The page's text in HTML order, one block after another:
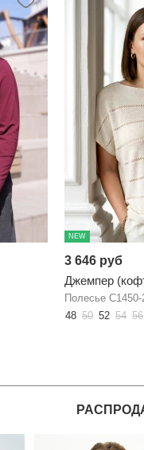
NEW
3 646 руб
Джемпер
Полесье С1450-
48 50 52 54 56